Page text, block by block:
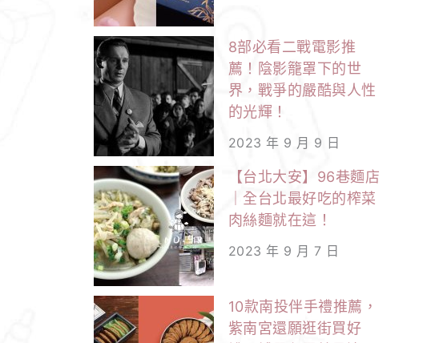
8部必看二戰電影推
薦！陰影籠罩下的世
界，戰爭的嚴酷與人性
的光輝！
2023 年 9 月 9 日
【台北大安】96巷麵店
｜全台北最好吃的榨菜
肉絲麵就在這！
2023 年 9 月 7 日
10款南投伴手禮推薦，
紫南宮還願逛街買好